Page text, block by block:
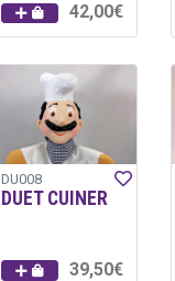
42,00€
DU008
DUET CUINER
39,50€